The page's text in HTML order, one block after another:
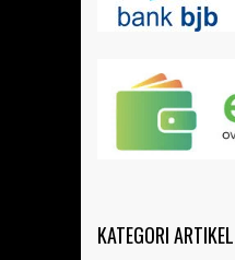
KATEGORI ARTIKEL